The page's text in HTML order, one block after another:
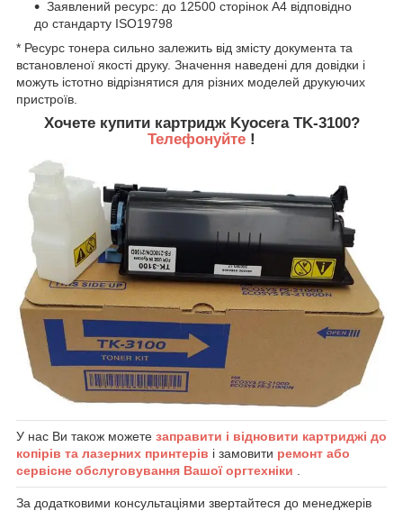
Заявлений ресурс: до 12500 сторінок А4 відповідно
до стандарту ISO19798
* Ресурс тонера сильно залежить від змісту документа та
встановленої якості друку. Значення наведені для довідки і
можуть істотно відрізнятися для різних моделей друкуючих
пристроїв.
Хочете купити картридж Kyocera TK-3100?
Телефонуйте !
У нас Ви також можете заправити і відновити картриджі до
копірів та лазерних принтерів і замовити ремонт або
сервісне обслуговування Вашої оргтехніки
За додатковими консультаціями звертайтеся до менеджерів